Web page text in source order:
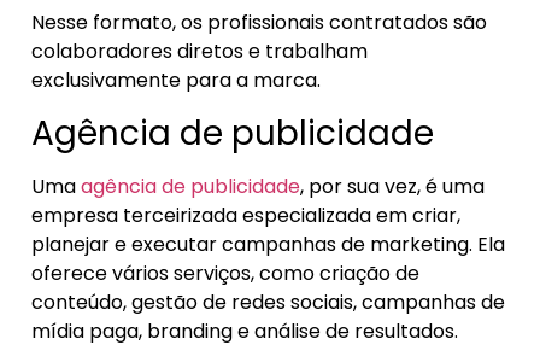
Nesse formato, os profissionais contratados são
colaboradores diretos e trabalham
exclusivamente para a marca.
Agência de publicidade
Umaagência de publicidade, por sua vez, é uma
empresa terceirizada especializada em criar,
planejar e executar campanhas de marketing. Ela
oferece vários serviços, como criação de
conteúdo, gestão de redes sociais, campanhas de
mídia paga, branding e análise de resultados.